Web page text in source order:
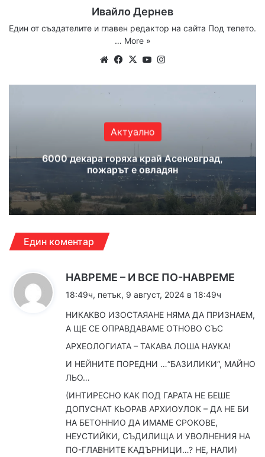
Ивайло Дернев
Един от създателите и главен редактор на сайта Под тепето.
… More »
WebsiteFacebook
X YouTube
Актуално
6000 декара горяха край Асеновград,
пожарът е овладян
Един коментар
НАВРЕМЕ – И ВСЕ ПО-НАВРЕМЕ
а
18:49ч, петък, 9 август, 2024 в 18:49ч
НИКАКВО ИЗОСТАЯАНЕ НЯМА ДА ПРИЗНАЕМ,
А ЩЕ СЕ ОПРАВДАВАМЕ ОТНОВО СЪС
АРХЕОЛОГИАТА – ТАКАВА ЛОША НАУКА!
И НЕЙНИТЕ ПОРЕДНИ …“БАЗИЛИКИ“, МАЙНО
ЛЬО…
(ИНТИРЕСНО КАК ПОД ГАРАТА НЕ БЕШЕ
ДОПУСНАТ КЬОРАВ АРХИОУЛОК – ДА НЕ БИ
НА БЕТОННИО ДА ИМАМЕ СРОКОВЕ,
НЕУСТИЙКИ, СЪДИЛИЩА И УВОЛНЕНИЯ НА
ПО-ГЛАВНИТЕ КАДЪРНИЦИ…? НЕ, НАЛИ)